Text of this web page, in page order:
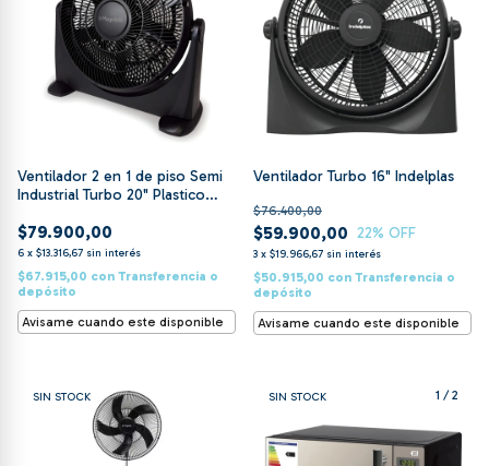
Ventilador 2 en 1 de piso Semi
Industrial Turbo 20" Plastico
$79.900,00
6 x $13.316,67 sin interés
$67.915,00 con Transferencia o
depósito
Avisame cuando este disponible
Ventilador Turbo 16" Indelplas
$59.900,00
$76.400,00
22% OFF
3 x $19.966,67 sin interés
$50.915,00 con Transferencia o
depósito
Avisame cuando este disponible
SIN STOCK 1 /2
SIN STOCK